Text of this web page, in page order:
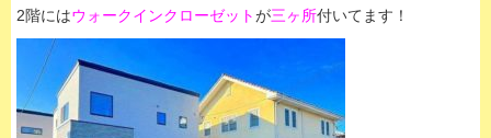
2階にはウォークインクローゼットが三ヶ所付いてます！